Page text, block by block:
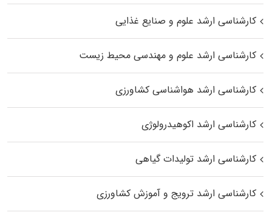
کارشناسی ارشد علوم و صنایع غذایی
کارشناسی ارشد علوم و مهندسی محیط زیست
کارشناسی ارشد هواشناسی کشاورزی
کارشناسی ارشد اکوهیدرولوژی
کارشناسی ارشد تولیدات گیاهی
کارشناسی ارشد ترویج و آموزش کشاورزی